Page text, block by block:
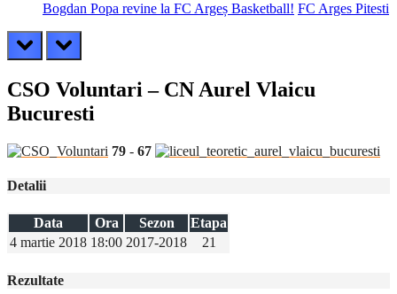
Bogdan Popa revine la FC Argeș Basketball! FC Arges Pitesti
prev next
CSO Voluntari – CN Aurel Vlaicu
Bucuresti
79 - 67
Detalii
Data Ora Sezon
Etapa
4 martie 2018 18:00 2017-2018 21
Rezultate